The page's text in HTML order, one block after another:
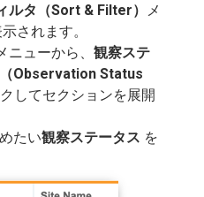
ルタ（Sort & Filter） メ
されます。
ニューから、 観察ステ
Observation Status
してセクションを展開
たい観察ステータス を